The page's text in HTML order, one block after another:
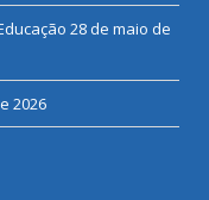
28 de maio de
2026